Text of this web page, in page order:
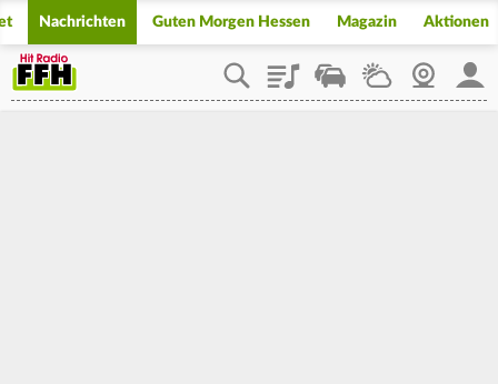
Nachrichten Guten Morgen Hessen Magazin Aktionen
PlaylistStaupilotWetterWebcam